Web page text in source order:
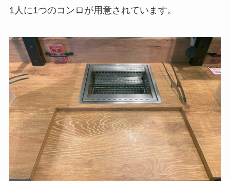
1人に1つのコンロが用意されています。